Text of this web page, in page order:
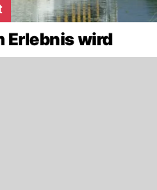
Erlebnis wird